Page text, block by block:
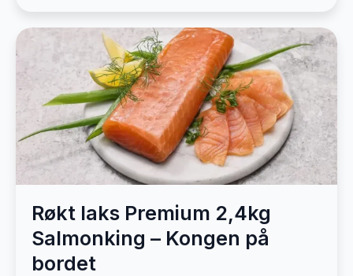
Røkt laks Premium 2,4kg
Salmonking – Kongen på
bordet